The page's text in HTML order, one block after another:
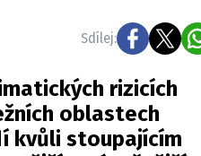
Sdílej:
rizicích
oblastech
kvůli stoupajícím